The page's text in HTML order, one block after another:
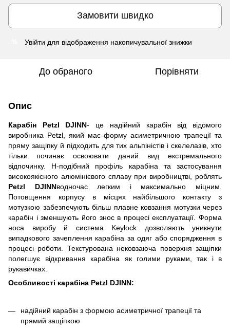
Замовити швидко
Увійти для відображення накопичувальної знижки
До обраного Порівняти
Опис
Карабін Petzl DJINN- це надійний карабін від відомого
виробника Petzl, який має форму асиметричною трапеції та
пряму защіпку й підходить для тих альпіністів і скелелазів, хто
тільки починає освоювати даний вид екстремального
відпочинку. H-подібний профіль карабіна та застосування
високоякісного алюмінієвого сплаву при виробництві, роблять
Petzl DJINNводночас легким і максимально міцним.
Потовщення корпусу в місцях найбільшого контакту з
мотузкою забезпечують більш плавне ковзання мотузки через
карабін і зменшують його знос в процесі експлуатації. Форма
носа виробу й система Keylock дозволяють уникнути
випадкового зачеплення карабіна за одяг або спорядження в
процесі роботи. Текстурована нековзаюча поверхня защіпки
полегшує відкривання карабіна як голими руками, так і в
рукавичках.
Особливості карабіна Petzl DJINN:
надійний карабін з формою асиметричної трапеції та
прямий защіпкою